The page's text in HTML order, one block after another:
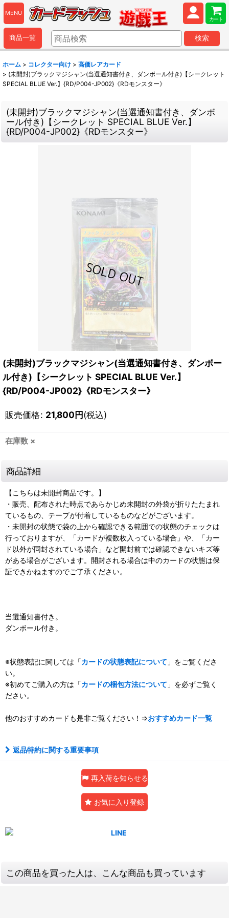
MENU
カート
商品一覧 検索
ホーム > コレクター向け > 高価レアカード
> (未開封)ブラックマジシャン(当選通知書付き、ダンボール付き)【シークレット
SPECIAL BLUE Ver.】{RD/P004-JP002}《RDモンスター》
(未開封)ブラックマジシャン(当選通知書付き、ダンボ
ール付き)【シークレット SPECIAL BLUE Ver.】
{RD/P004-JP002}《RDモンスター》
(未開封)ブラックマジシャン(当選通知書付き、ダンボー
ル付き)【シークレット SPECIAL BLUE Ver.】
{RD/P004-JP002}《RDモンスター》
販売価格: 21,800円(税込)
在庫数 ×
商品詳細
【こちらは未開封商品です。】
・販売、配布された時点であらかじめ未開封の外袋が折りたたまれ
ているもの、テープが付着しているものなどがございます。
・未開封の状態で袋の上から確認できる範囲での状態のチェックは
行っておりますが、「カードが複数枚入っている場合」や、「カー
ド以外が同封されている場合」など開封前では確認できないキズ等
がある場合がございます。開封される場合は中のカードの状態は保
証できかねますのでご了承ください。
当選通知書付き。
ダンボール付き。
※状態表記に関しては「カードの状態表記について 」をご覧くださ
い。
※初めてご購入の方は「カードの梱包方法について 」を必ずご覧く
ださい。
他のおすすめカードも是非ご覧ください！⇒おすすめカード一覧
返品特約に関する重要事項
再入荷を知らせる
お気に入り登録
この商品を買った人は、こんな商品も買っています